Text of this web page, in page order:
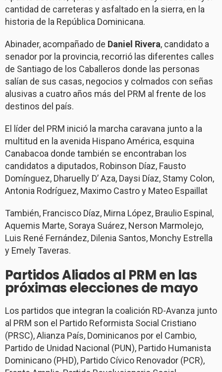
cantidad de carreteras y asfaltado en la sierra, en la
historia de la República Dominicana.
Abinader, acompañado de Daniel Rivera, candidato a
senador por la provincia, recorrió las diferentes calles
de Santiago de los Caballeros donde las personas
salían de sus casas, negocios y colmados con señas
alusivas a cuatro años más del PRM al frente de los
destinos del país.
El líder del PRM inició la marcha caravana junto a la
multitud en la avenida Hispano América, esquina
Canabacoa donde también se encontraban los
candidatos a diputados, Robinson Díaz, Fausto
Domínguez, Dharuelly D’ Aza, Daysi Díaz, Stamy Colon,
Antonia Rodríguez, Maximo Castro y Mateo Espaillat
También, Francisco Díaz, Mirna López, Braulio Espinal,
Aquemis Marte, Soraya Suárez, Nerson Marmolejo,
Luis René Fernández, Dilenia Santos, Monchy Estrella
y Emely Taveras.
Partidos Aliados al PRM en las
próximas elecciones de mayo
Los partidos que integran la coalición RD-Avanza junto
al PRM son el Partido Reformista Social Cristiano
(PRSC), Alianza País, Dominicanos por el Cambio,
Partido de Unidad Nacional (PUN), Partido Humanista
Dominicano (PHD), Partido Cívico Renovador (PCR),